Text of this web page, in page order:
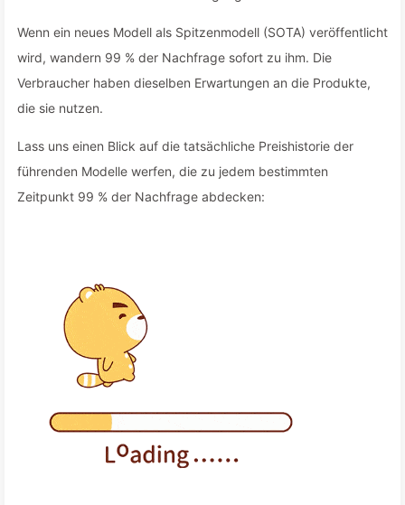
Wenn ein neues Modell als Spitzenmodell (SOTA) veröffentlicht
wird, wandern 99 % der Nachfrage sofort zu ihm. Die
Verbraucher haben dieselben Erwartungen an die Produkte,
die sie nutzen.
Lass uns einen Blick auf die tatsächliche Preishistorie der
führenden Modelle werfen, die zu jedem bestimmten
Zeitpunkt 99 % der Nachfrage abdecken: